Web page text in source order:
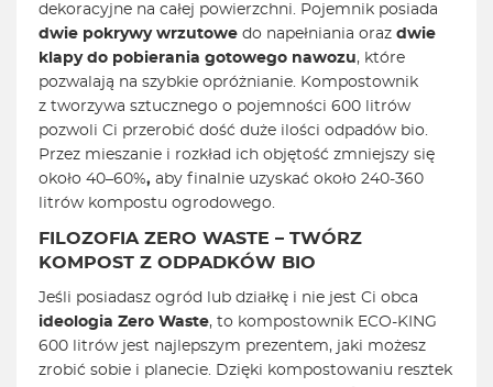
dekoracyjne na całej powierzchni. Pojemnik posiada
dwie pokrywy wrzutowe do napełniania oraz dwie
klapy do pobierania gotowego nawozu, które
pozwalają na szybkie opróżnianie. Kompostownik
z tworzywa sztucznego o pojemności 600 litrów
pozwoli Ci przerobić dość duże ilości odpadów bio.
Przez mieszanie i rozkład ich objętość zmniejszy się
około 40–60%, aby finalnie uzyskać około 240-360
litrów kompostu ogrodowego.
FILOZOFIA ZERO WASTE – TWÓRZ
KOMPOST Z ODPADKÓW BIO
Jeśli posiadasz ogród lub działkę i nie jest Ci obca
ideologia Zero Waste, to kompostownik ECO-KING
600 litrów jest najlepszym prezentem, jaki możesz
zrobić sobie i planecie. Dzięki kompostowaniu resztek